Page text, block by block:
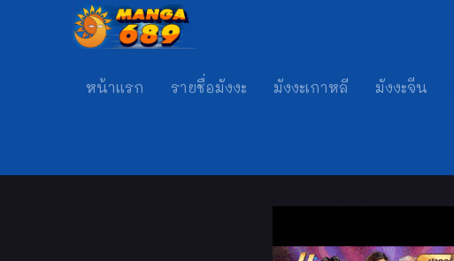
หน้าแรก รายชื่อมังงะ มังงะเกาหลี มังงะจีน